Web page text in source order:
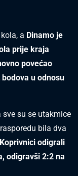
a Dinamo je
prije kraja
povećao
u odnosu
su se utakmice
bila dva
odigrali
odigravši 2:2 na